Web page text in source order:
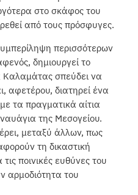
στο σκάφος του
από τους πρόσφυγες.
περισσότερων
δημιουργεί το
Καλαμάτας σπεύδει να
αφετέρου, διατηρεί ένα
τα πραγματικά αίτια
της Μεσογείου.
μεταξύ άλλων, πως
τη δικαστική
ποινικές ευθύνες του
αρμοδιότητα του